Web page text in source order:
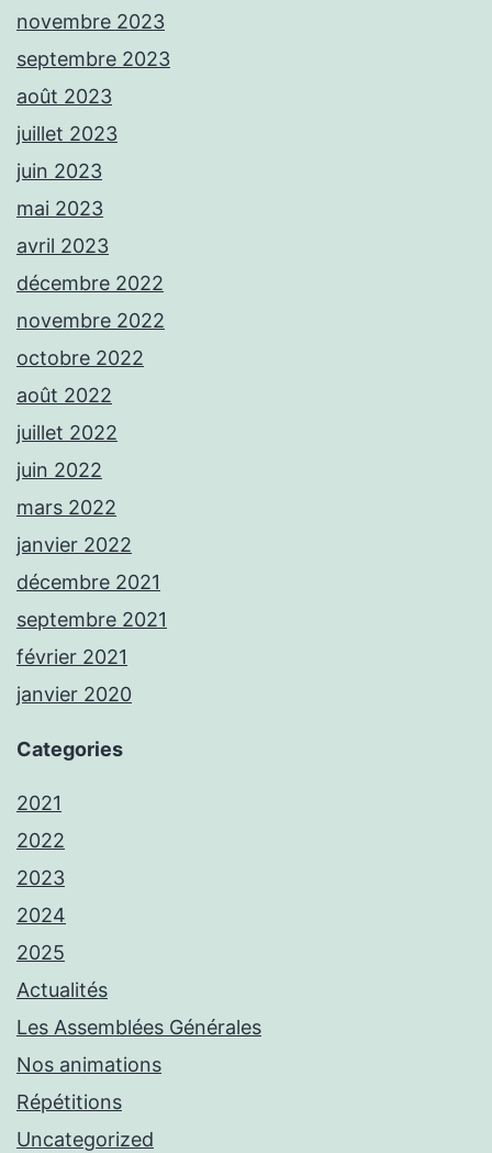
novembre 2023
septembre 2023
août 2023
juillet 2023
juin 2023
mai 2023
avril 2023
décembre 2022
novembre 2022
octobre 2022
août 2022
juillet 2022
juin 2022
mars 2022
janvier 2022
décembre 2021
septembre 2021
février 2021
janvier 2020
Categories
2021
2022
2023
2024
2025
Actualités
Les Assemblées Générales
Nos animations
Répétitions
Uncategorized